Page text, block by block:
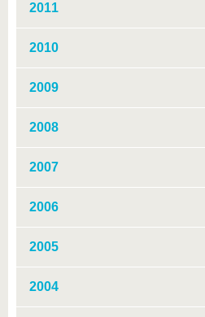
2011
2010
2009
2008
2007
2006
2005
2004